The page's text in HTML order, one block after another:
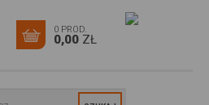
0 PROD.
0,00ZŁ